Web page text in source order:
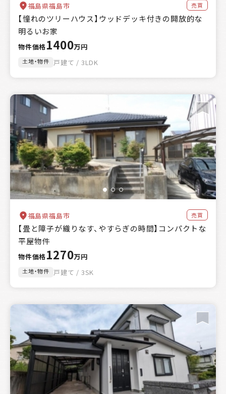
絞り込み
売買
賃貸
賃貸or売買
物件種別
土地のみ
物件のみ 土地・物件
土地・物件・農地
エリア
自治体を選択する
金額
万円～
万円
キーワード
クリア
絞込み検索
福島県福島市 売買
【憧れのツリーハウス】ウッドデッキ付きの開放的な
明るいお家
物件価格1400万円
土地・物件 戸建て / 3LDK
福島県福島市 売買
【畳と障子が織りなす、やすらぎの時間】コンパクトな
平屋物件
物件価格1270万円
土地・物件 戸建て / 3SK